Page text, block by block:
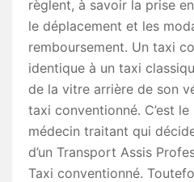
règlent, à savoir la prise
le déplacement et les
remboursement. Un taxi
identique à un taxi
de la vitre arrière de son
taxi conventionné. C’est
médecin traitant qui
d’un Transport Assis
Taxi conventionné.